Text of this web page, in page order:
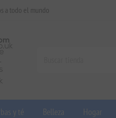
a todo el mundo
y té Belleza Hogar